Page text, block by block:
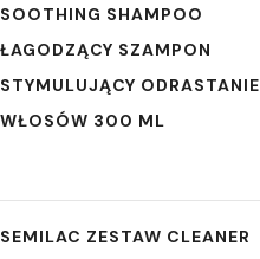
SOOTHING SHAMPOO
ŁAGODZĄCY SZAMPON
STYMULUJĄCY ODRASTANIE
WŁOSÓW 300 ML
SEMILAC ZESTAW CLEANER